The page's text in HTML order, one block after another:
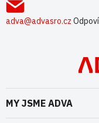
adva@advasro.cz
MY JSME ADVA